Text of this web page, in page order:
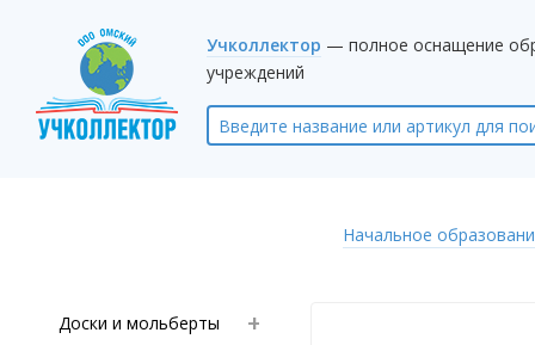
Учколлектор — полное оснащение
учреждений
Начальное
Доски и мольберты